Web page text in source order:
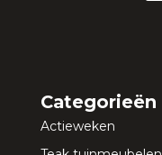
Categorieën
Actieweken